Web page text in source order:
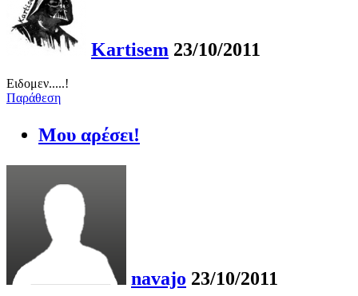
Kartisem 23/10/2011
Ειδομεν.....!
Παράθεση
Μου αρέσει!
navajo 23/10/2011